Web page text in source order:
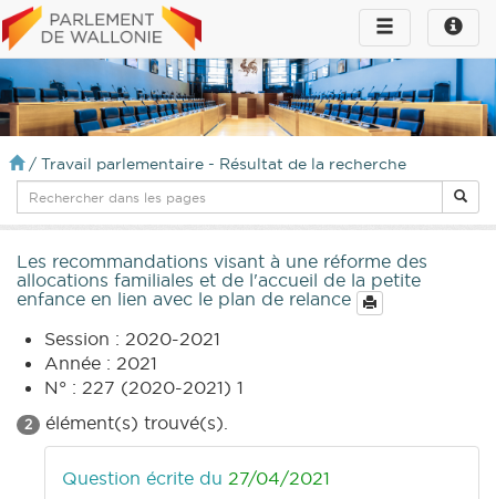
Toggle
infos
Toggle
navigation
/ Travail parlementaire - Résultat de la recherche
Les recommandations visant à une réforme des
allocations familiales et de l'accueil de la petite
enfance en lien avec le plan de relance
Session : 2020-2021
Année : 2021
N° : 227 (2020-2021) 1
2 élément(s) trouvé(s).
Question écrite du 27/04/2021